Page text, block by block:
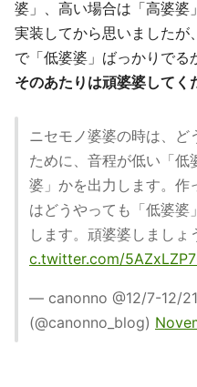
婆」、高い場合は「高婆婆
実装してから思いましたが
で「低婆婆」ばっかりでる
そのあたりは頑婆婆してく
ニセモノ婆婆の時は、ど
ために、音程が低い「低
婆」かを出力します。作
はどうやっても「低婆婆
します。頑婆婆しましょ
c.twitter.com/
— canonno @12/7-12/
(@canonno_blog)